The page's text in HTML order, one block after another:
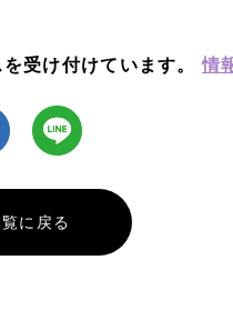
を受け付けています。情
に戻る